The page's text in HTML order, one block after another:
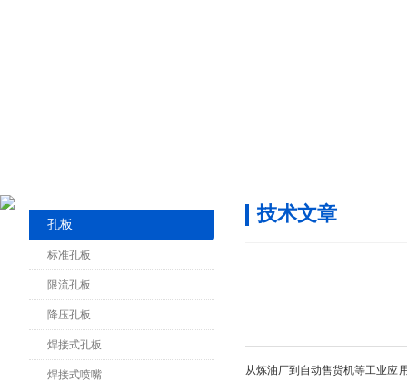
孔板
标准孔板
限流孔板
降压孔板
焊接式孔板
焊接式喷嘴
技术文章
从炼油厂到自动售货机等工业应用要